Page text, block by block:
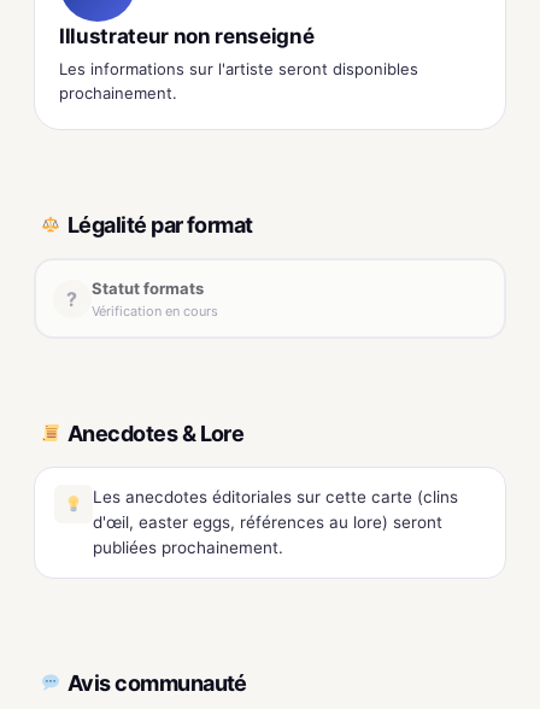
Illustrateur non renseigné
Les informations sur l'artiste seront disponibles
prochainement.
Légalité par format
? Statut formats
Vérification en cours
Anecdotes & Lore
Les anecdotes éditoriales sur cette carte (clins
d'œil, easter eggs, références au lore) seront
publiées prochainement.
Avis communauté